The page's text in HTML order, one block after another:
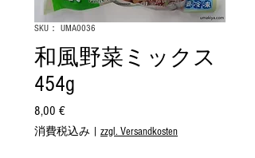
SKU： UMA0036
和風野菜ミックス
454g
8,00 €価
格
消費税込み zzgl. Versandkosten